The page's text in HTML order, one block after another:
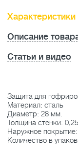
Характеристики
Описание
Статьи и видео
Защита для
Материал: сталь
Диаметр: 28 мм.
Толщина стенки:
Наружное
Количество в